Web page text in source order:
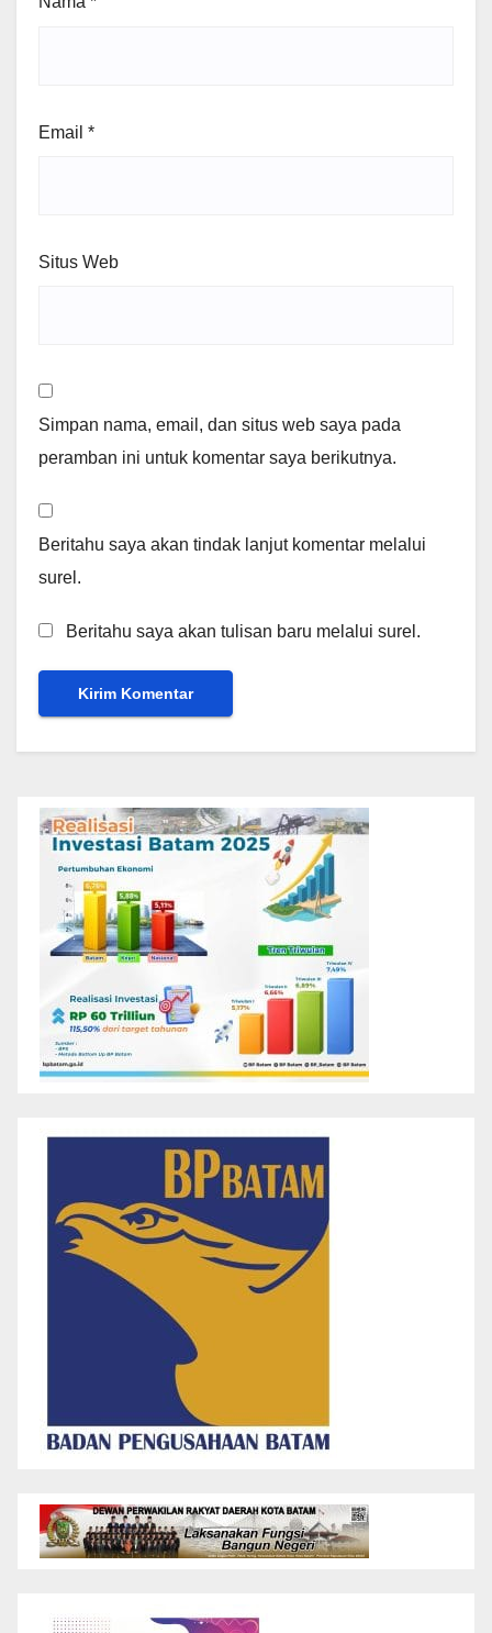
Email *
Situs Web
Simpan nama, email, dan situs web saya pada
peramban ini untuk komentar saya berikutnya.
Beritahu saya akan tindak lanjut komentar melalui
surel.
Beritahu saya akan tulisan baru melalui surel.